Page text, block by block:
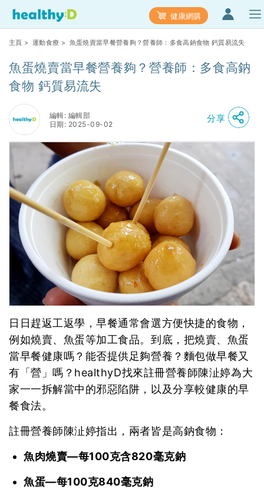
健康網購
主頁 > 運動食療 > 魚蛋燒賣當早餐營養夠？營養師：多食高鈉食物 鈣質易流失
魚蛋燒賣當早餐營養夠？營養師：多食高鈉
食物 鈣質易流失
編輯: 編輯部
日期: 2025-09-02
分享
日日趕返工返學，早餐通常會選方便快捷的食物，
例如燒賣、魚蛋等加工食品。到底，把燒賣、魚蛋
當早餐健康嗎？能否提供足夠營養？麵包做早餐又
有「營」嗎？healthyD找來註冊營養師陳沚婷為大
家一一拆解當中的邪惡陷阱，以及分享較健康的早
餐食法。
註冊營養師陳沚婷指出，兩者皆是高鈉食物：
魚肉燒賣—每100克含820毫克鈉
魚蛋—每100克840毫克鈉